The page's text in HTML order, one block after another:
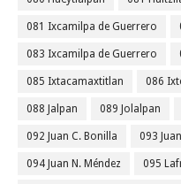
081 Ixcamilpa de Guerrero
083 Ixcamilpa de Guerrero
085 Ixtacamaxtitlan 086
088 Jalpan 089 Jolalpan
092 Juan C. Bonilla 093
094 Juan N. Méndez 095